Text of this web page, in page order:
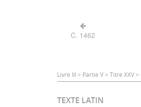
Connexion
C. 1462
Livre III > Partie V > Titre XXV
TEXTE LATIN